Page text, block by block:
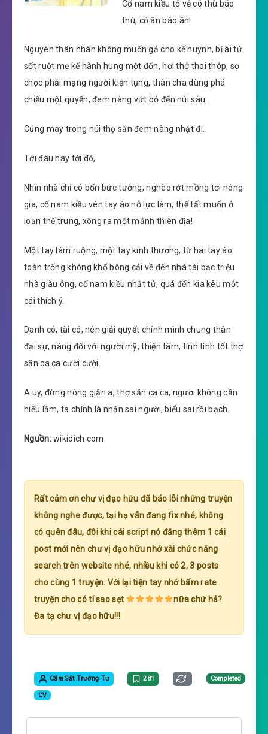
Cố nam kiều tỏ vẻ có thù báo
thù, có ân báo ân!
Nguyên thân nhân không muốn gả cho kế huynh, bị ái tử
sốt ruột mẹ kế hành hung một đốn, hơi thở thoi thóp, sợ
chọc phải mạng người kiện tụng, thân cha dùng phá
chiếu một quyển, đem nàng vứt bỏ đến núi sâu.
Cũng may trong núi thợ săn đem nàng nhặt đi.
Tới đâu hay tới đó,
Nhìn nhà chỉ có bốn bức tường, nghèo rớt mồng tơi nông
gia, cố nam kiều vén tay áo nỗ lực làm, thế tất muốn ở
loạn thế trung, xông ra một mảnh thiên địa!
Một tay làm ruộng, một tay kinh thương, từ hai tay áo
toàn trống không khổ bông cải về đến nhà tài bạc triệu
nhà giàu ông, cố nam kiều nhật tử, quá đến kia kêu một
cái thích ý.
Danh có, tài có, nên giải quyết chính mình chung thân
đại sự, nàng đối với người mỹ, thiện tâm, tính tình tốt thợ
săn ca ca cười cười.
A uy, đừng nóng giận a, thợ săn ca ca, ngươi không cần
hiểu lầm, ta chính là nhận sai người, biểu sai rồi bạch.
Nguồn:wikidich.com
Rất cảm ơn chư vị đạo hữu đã báo lỗi những truyện
không nghe được, tại hạ vẫn đang fix nhé, không
có quên đâu, đôi khi cái script nó đăng thêm 1 cái
post mới nên chư vị đạo hữu nhớ xài chức năng
search trên website nhé, nhiều khi có 2, 3 posts
cho cùng 1 truyện. Với lại tiện tay nhớ bấm rate
truyện cho có tí sao sẹt
nữa chứ hả?
Đa tạ chư vị đạo hữu!!!
Cẩm Sắt Trường Tư 281 Completed
CV